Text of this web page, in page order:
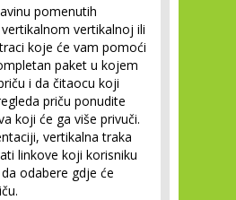
pomenutih
vertikalnoj ili
koje će vam pomoći
paket u kojem
i da čitaocu koji
priču ponudite
koji će ga više privuči.
vertikalna traka
linkove koji korisniku
odabere gdje će